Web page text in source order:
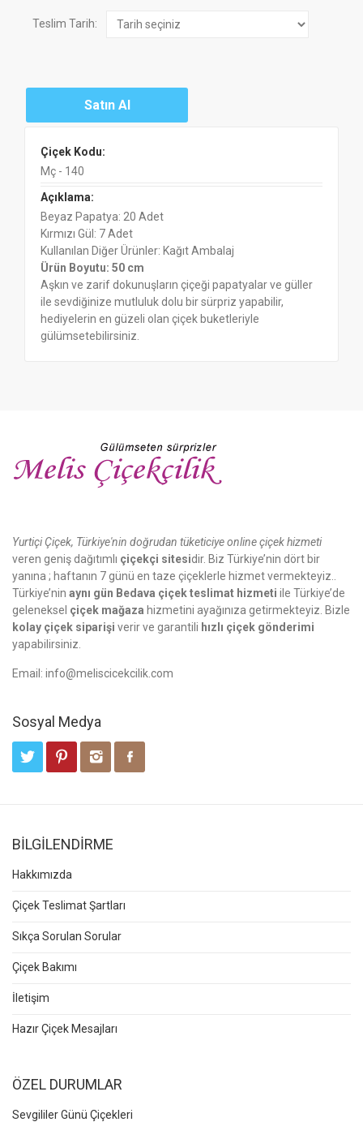
Teslim Tarih:
Çiçek Kodu:
Mç - 140
Açıklama:
Beyaz Papatya: 20 Adet
Kırmızı Gül: 7 Adet
Kullanılan Diğer Ürünler: Kağıt Ambalaj
Ürün Boyutu: 50 cm
Aşkın ve zarif dokunuşların çiçeği papatyalar ve güller
ile sevdiğinize mutluluk dolu bir sürpriz yapabilir,
hediyelerin en güzeli olan çiçek buketleriyle
gülümsetebilirsiniz.
Yurtiçi Çiçek, Türkiye'nin doğrudan tüketiciye online çiçek hizmeti
veren geniş dağıtımlı çiçekçi sitesidir. Biz Türkiye’nin dört bir
yanına ; haftanın 7 günü en taze çiçeklerle hizmet vermekteyiz..
Türkiye’nin aynı gün Bedava çiçek teslimat hizmeti ile Türkiye’de
geleneksel çiçek mağaza hizmetini ayağınıza getirmekteyiz. Bizle
kolay çiçek siparişi verir ve garantili hızlı çiçek gönderimi
yapabilirsiniz.
Email: info@meliscicekcilik.com
Sosyal Medya
BİLGİLENDİRME
Hakkımızda
Çiçek Teslimat Şartları
Sıkça Sorulan Sorular
Çiçek Bakımı
İletişim
Hazır Çiçek Mesajları
ÖZEL DURUMLAR
Sevgililer Günü Çiçekleri